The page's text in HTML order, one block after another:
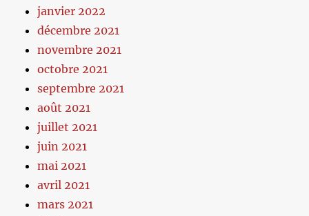
janvier 2022
décembre 2021
novembre 2021
octobre 2021
septembre 2021
août 2021
juillet 2021
juin 2021
mai 2021
avril 2021
mars 2021